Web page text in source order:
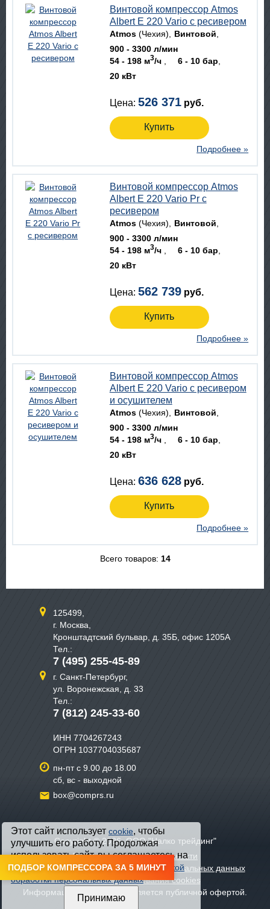
Винтовой компрессор Atmos
Albert E 220 Vario с ресивером
Atmos(Чехия)
Винтовой
900 - 3300 л/мин
54 - 198 м3/ч
6 - 10 бар
20 кВт
Цена: 526 371 руб.
Купить
Подробнее »
Винтовой компрессор Atmos
Albert E 220 Vario Pr с
ресивером
Atmos(Чехия)
Винтовой
900 - 3300 л/мин
54 - 198 м3/ч
6 - 10 бар
20 кВт
Цена: 562 739 руб.
Купить
Подробнее »
Винтовой компрессор Atmos
Albert E 220 Vario с ресивером
и осушителем
Atmos(Чехия)
Винтовой
900 - 3300 л/мин
54 - 198 м3/ч
6 - 10 бар
20 кВт
Цена: 636 628 руб.
Купить
Подробнее »
Всего товаров: 14
125499,
г. Москва,
Кронштадтский бульвар, д. 35Б, офис 1205А
Тел.:
7 (495) 255-45-89
г. Санкт-Петербург,
ул. Воронежская, д. 33
Тел.:
7 (812) 245-33-60
ИНН 7704267243
ОГРН 1037704035687
пн-пт с 9.00 до 18.00
сб, вс - выходной
box@comprs.ru
Copyright © 2026, ООО "Налко трейдинг"
Политика конфиденциальности
Политика хранения и обработки персональных данных
Политика использования cookies
Информация на сайте не является публичной офертой.
Этот сайт использует cookie, чтобы
улучшить его работу. Продолжая
использовать сайт, вы соглашаетесь на
обработку файлов cookie и сПолитикой
обработки персональных данных
ПОДБОР КОМПРЕССОРА ЗА 5 МИНУТ